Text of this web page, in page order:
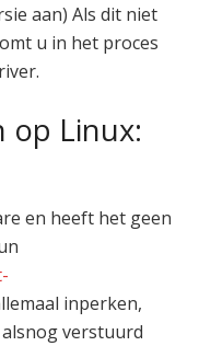
aan) Als dit niet
u in het proces
op Linux:
en heeft het geen
inperken,
verstuurd